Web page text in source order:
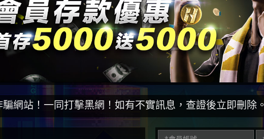
擊黑網！如有不實訊息，查證後立即刪除。【DISS博弈